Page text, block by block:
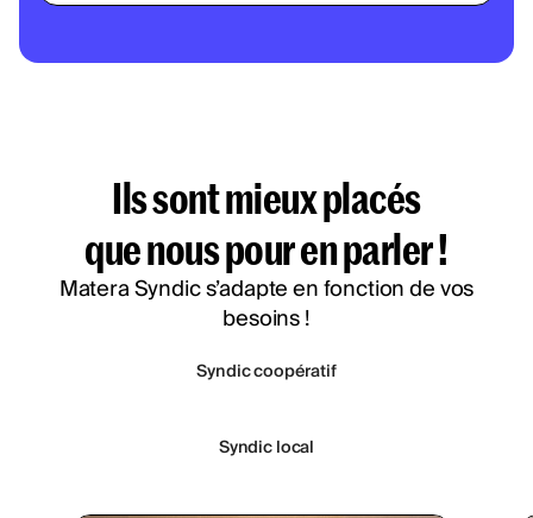
Ils sont mieux placés
que nous pour en parler !
Matera Syndic s’adapte en fonction de vos
besoins !
Syndic coopératif
Syndic local